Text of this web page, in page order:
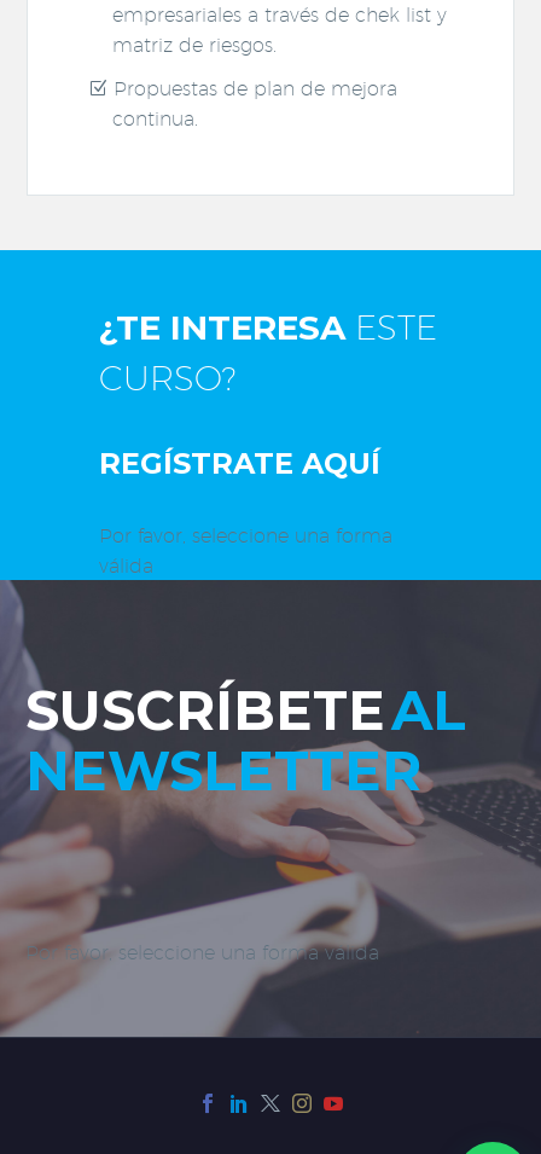
empresariales a través de chek list y
matriz de riesgos.
Propuestas de plan de mejora
continua.
¿TE INTERESAESTE
CURSO?
REGÍSTRATE AQUÍ
Por favor, seleccione una forma
válida
SUSCRÍBETEAL
NEWSLETTER
Por favor, seleccione una forma válida